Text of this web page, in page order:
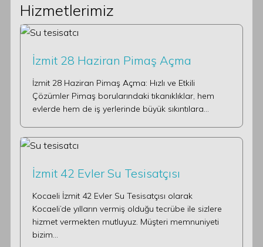
Hizmetlerimiz
İzmit 28 Haziran Pimaş Açma
İzmit 28 Haziran Pimaş Açma: Hızlı ve Etkili
Çözümler Pimaş borularındaki tıkanıklıklar, hem
evlerde hem de iş yerlerinde büyük sıkıntılara…
İzmit 42 Evler Su Tesisatçısı
Kocaeli İzmit 42 Evler Su Tesisatçısı olarak
Kocaeli’de yılların vermiş olduğu tecrübe ile sizlere
hizmet vermekten mutluyuz. Müşteri memnuniyeti
bizim…